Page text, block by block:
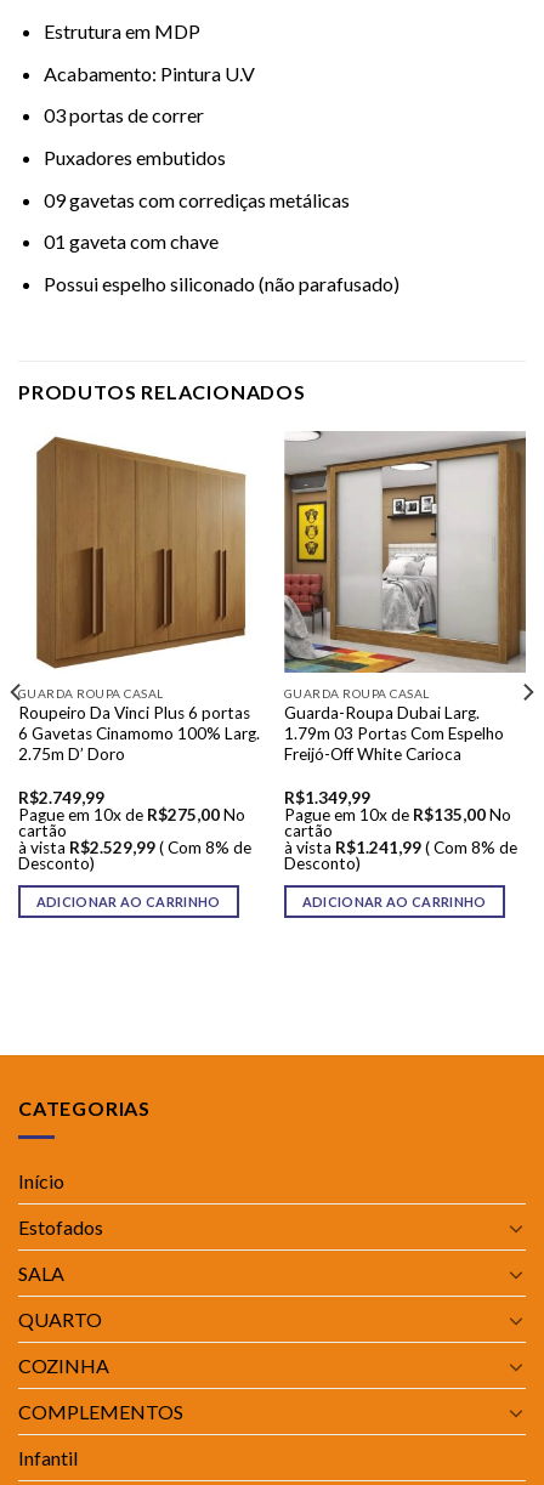
Estrutura em MDP
Acabamento: Pintura U.V
03 portas de correr
Puxadores embutidos
09 gavetas com corrediças metálicas
01 gaveta com chave
Possui espelho siliconado (não parafusado)
PRODUTOS RELACIONADOS
GUARDA ROUPA CASAL
Roupeiro Da Vinci Plus 6 portas
6 Gavetas Cinamomo 100% Larg.
2.75m D’ Doro
R$2.749,99
Pague em 10x de R$275,00 No
cartão
à vista R$2.529,99 ( Com 8% de
Desconto)
ADICIONAR AO CARRINHO
GUARDA ROUPA CASAL
Guarda-Roupa Dubai Larg.
1.79m 03 Portas Com Espelho
Freijó-Off White Carioca
R$1.349,99
Pague em 10x de R$135,00 No
cartão
à vista R$1.241,99 ( Com 8% de
Desconto)
ADICIONAR AO CARRINHO
CATEGORIAS
Início
Estofados
SALA
QUARTO
COZINHA
COMPLEMENTOS
Infantil